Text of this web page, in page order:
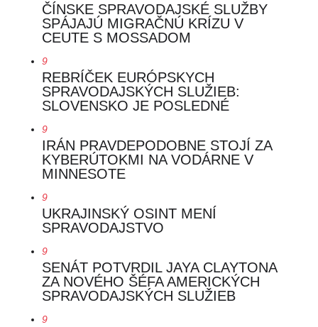
ČÍNSKE SPRAVODAJSKÉ SLUŽBY
SPÁJAJÚ MIGRAČNÚ KRÍZU V
CEUTE S MOSSADOM
9
REBRÍČEK EURÓPSKYCH
SPRAVODAJSKÝCH SLUŽIEB:
SLOVENSKO JE POSLEDNÉ
9
IRÁN PRAVDEPODOBNE STOJÍ ZA
KYBERÚTOKMI NA VODÁRNE V
MINNESOTE
9
UKRAJINSKÝ OSINT MENÍ
SPRAVODAJSTVO
9
SENÁT POTVRDIL JAYA CLAYTONA
ZA NOVÉHO ŠÉFA AMERICKÝCH
SPRAVODAJSKÝCH SLUŽIEB
9